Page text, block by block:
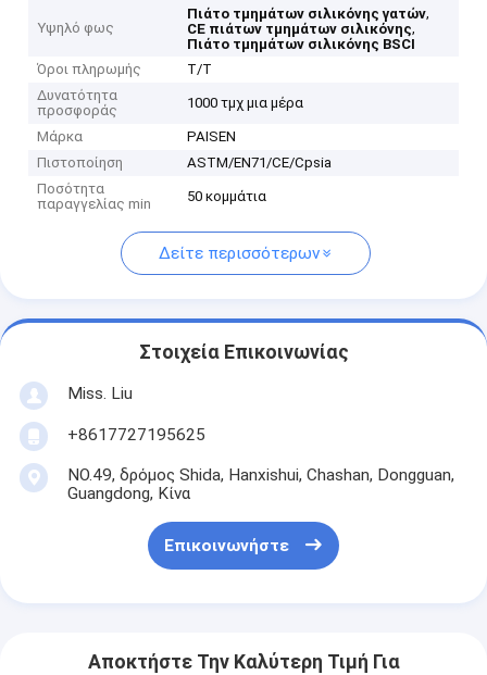
Υψηλό φως
Πιάτο τμημάτων σιλικόνης γατών,
CE πιάτων τμημάτων σιλικόνης,
Πιάτο τμημάτων σιλικόνης BSCI
Όροι πληρωμής
T/T
Δυνατότητα
προσφοράς
1000 τμχ μια μέρα
Μάρκα
PAISEN
Πιστοποίηση
ASTM/EN71/CE/Cpsia
Ποσότητα
παραγγελίας min
50 κομμάτια
Δείτε περισσότερων
Στοιχεία Επικοινωνίας
Miss. Liu
+8617727195625
NO.49, δρόμος Shida, Hanxishui, Chashan, Dongguan,
Guangdong, Κίνα
Επικοινωνήστε
Αποκτήστε Την Καλύτερη Τιμή Για